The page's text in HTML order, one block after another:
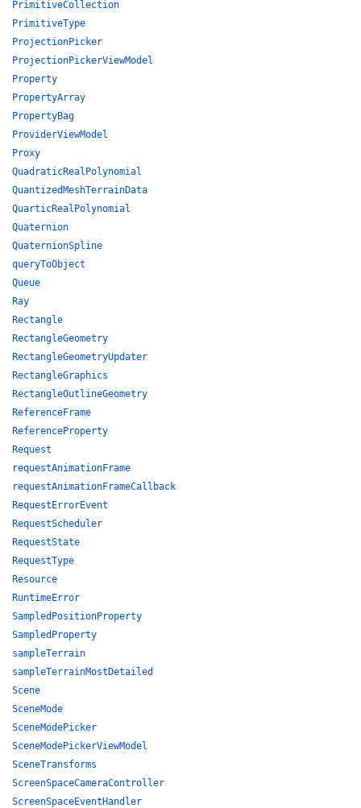
PrimitiveCollection
PrimitiveType
ProjectionPicker
ProjectionPickerViewModel
Property
PropertyArray
PropertyBag
ProviderViewModel
Proxy
QuadraticRealPolynomial
QuantizedMeshTerrainData
QuarticRealPolynomial
Quaternion
QuaternionSpline
queryToObject
Queue
Ray
Rectangle
RectangleGeometry
RectangleGeometryUpdater
RectangleGraphics
RectangleOutlineGeometry
ReferenceFrame
ReferenceProperty
Request
requestAnimationFrame
requestAnimationFrameCallback
RequestErrorEvent
RequestScheduler
RequestState
RequestType
Resource
RuntimeError
SampledPositionProperty
SampledProperty
sampleTerrain
sampleTerrainMostDetailed
Scene
SceneMode
SceneModePicker
SceneModePickerViewModel
SceneTransforms
ScreenSpaceCameraController
ScreenSpaceEventHandler